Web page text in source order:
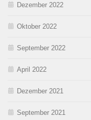
Dezember 2022
Oktober 2022
September 2022
April 2022
Dezember 2021
September 2021